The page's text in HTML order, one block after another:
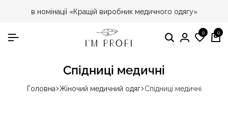
в номінації «Кращій виробник медичного одягу»
Пошук
0 0
Спідниці медичні
Головна Жіночий медичний одяг Спідниці медичні